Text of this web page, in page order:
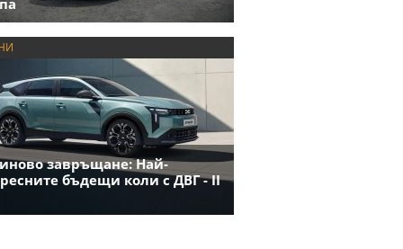
завръщане: Най-
бъдещи коли с ДВГ - II